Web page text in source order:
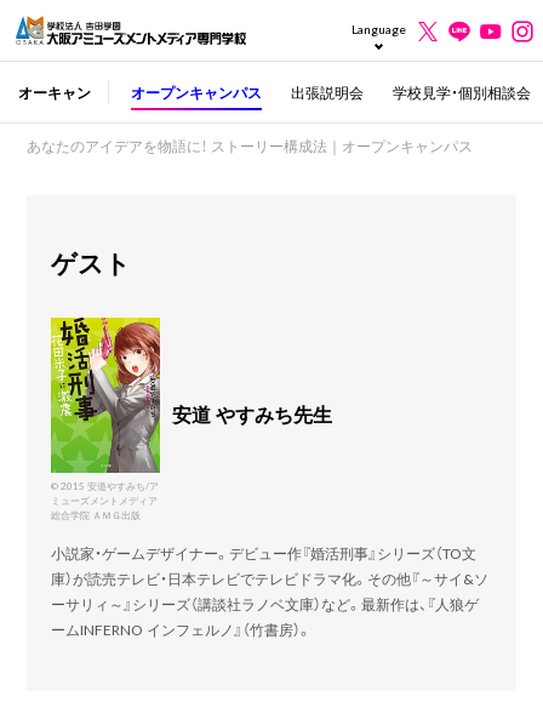
Language
オーキャン オープンキャンパス 出張説明会 学校見学・個別相談会
あなたのアイデアを物語に！ ストーリー構成法｜オープンキャンパス
ゲスト
© 2015 安道やすみち/ア
ミューズメントメディア
総合学院 ＡＭＧ出版
安道 やすみち先生
小説家・ゲームデザイナー。デビュー作『婚活刑事』シリーズ（TO文
庫）が読売テレビ・日本テレビでテレビドラマ化。その他『～サイ&ソ
ーサリィ～』シリーズ（講談社ラノベ文庫）など。最新作は、『人狼ゲ
ームINFERNO インフェルノ』（竹書房）。